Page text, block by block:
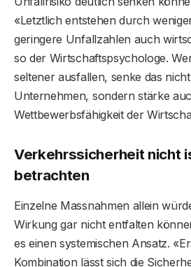
«Letztlich entstehen durch
geringere Unfallzahlen auch
so der Wirtschaftspsychologe.
seltener ausfallen, senke das
Unternehmen, sondern stärke
Wettbewerbsfähigkeit der
Verkehrssicherheit nicht
betrachten
Einzelne Massnahmen allein
Wirkung gar nicht entfalten
es einen systemischen Ansatz.
Kombination lässt sich die